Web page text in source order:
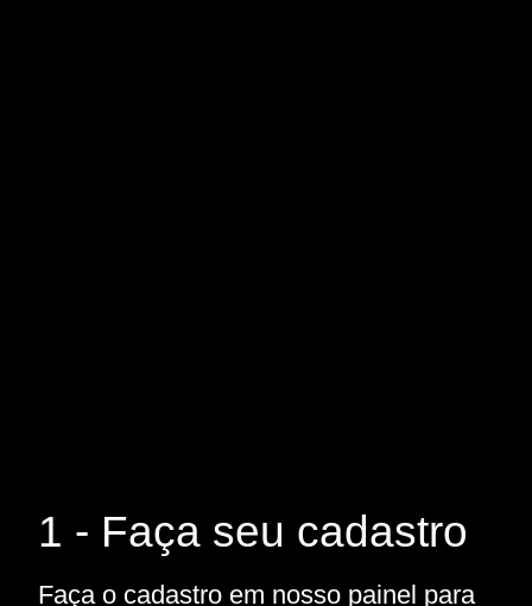
1 - Faça seu cadastro
Faça o cadastro em nosso painel para